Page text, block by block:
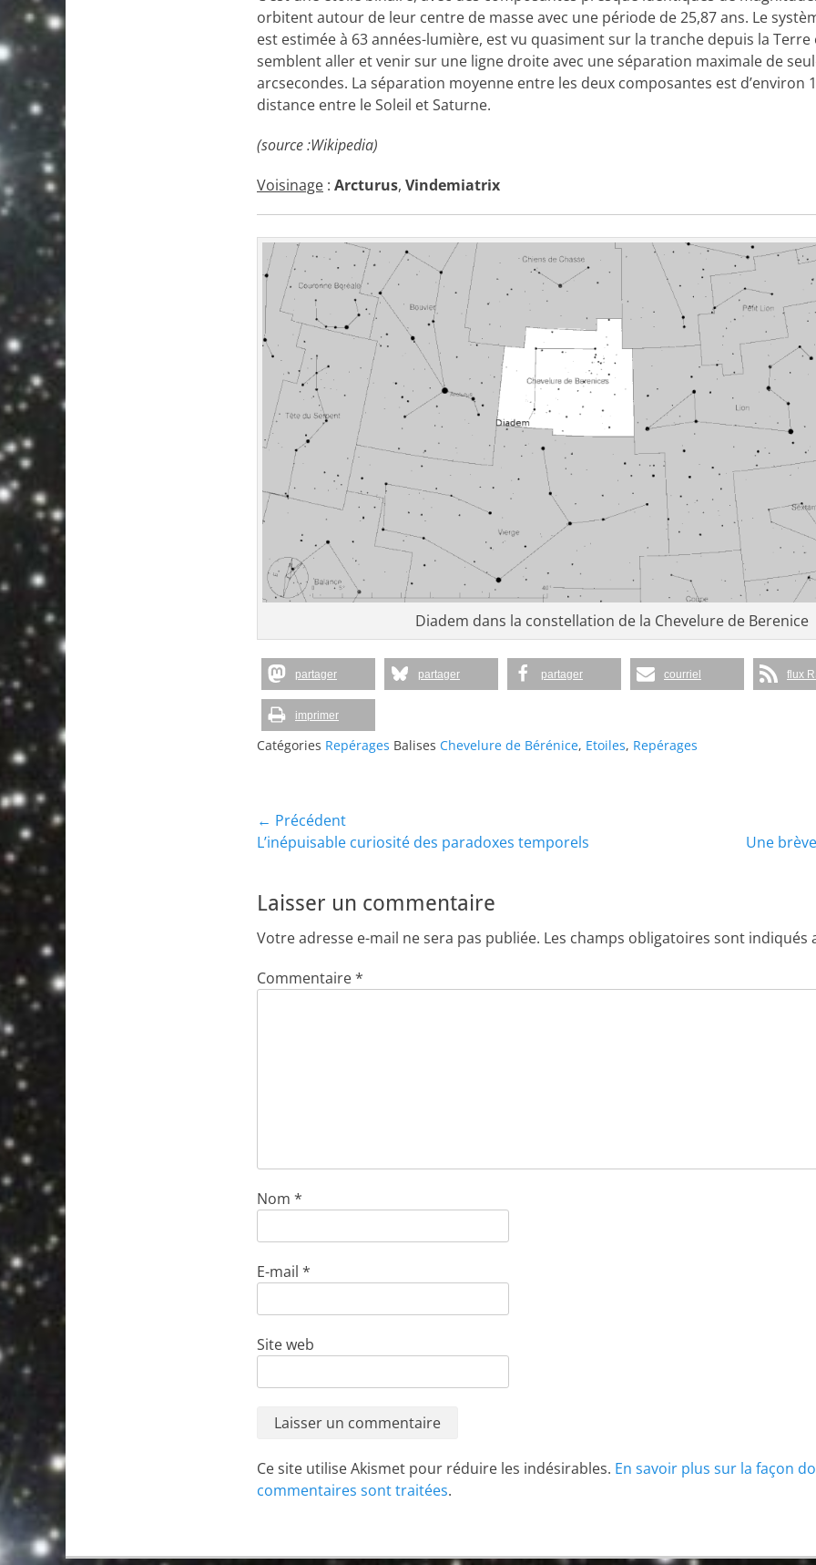
orbitent autour de leur centre de masse avec une période de 25,87 ans. Le
est estimée à 63 années-lumière, est vu quasiment sur la tranche depuis la
semblent aller et venir sur une ligne droite avec une séparation maximale de
arcsecondes. La séparation moyenne entre les deux composantes est d’environ
distance entre le Soleil et Saturne.
(source :Wikipedia)
Voisinage : Arcturus, Vindemiatrix
Diadem dans la constellation de la Chevelure de Berenice
partager partager partager courriel flux
imprimer
Catégories Repérages Balises Chevelure de Bérénice, Etoiles, Repérages
Navigation
de
l’article
← Précédent
Article
L’inépuisable curiosité des paradoxes temporels Une
Laisser un commentaire
Votre adresse e-mail ne sera pas publiée. Les champs obligatoires sont indiqués
Commentaire*
Nom *
E-mail *
Site web
Ce site utilise Akismet pour réduire les indésirables. En savoir plus sur la façon
commentaires sont traitées.